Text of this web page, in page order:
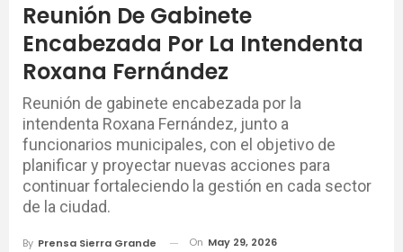
Reunión De Gabinete
Encabezada Por La Intendenta
Roxana Fernández
Reunión de gabinete encabezada por la
intendenta Roxana Fernández, junto a
funcionarios municipales, con el objetivo de
planificar y proyectar nuevas acciones para
continuar fortaleciendo la gestión en cada sector
de la ciudad.
By Prensa Sierra Grande On May 29, 2026